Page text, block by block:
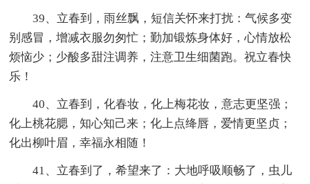
39、立春到，雨丝飘，短信关怀来打扰：气候多变
别感冒，增减衣服勿匆忙；勤加锻炼身体好，心情放松
烦恼少；少酸多甜注调养，注意卫生细菌跑。祝立春快
乐！
40、立春到，化春妆，化上梅花妆，意志更坚强；
化上桃花腮，知心知己来；化上点绛唇，爱情更坚贞；
化出柳叶眉，幸福永相随！
41、立春到了，希望来了：大地呼吸顺畅了，虫儿